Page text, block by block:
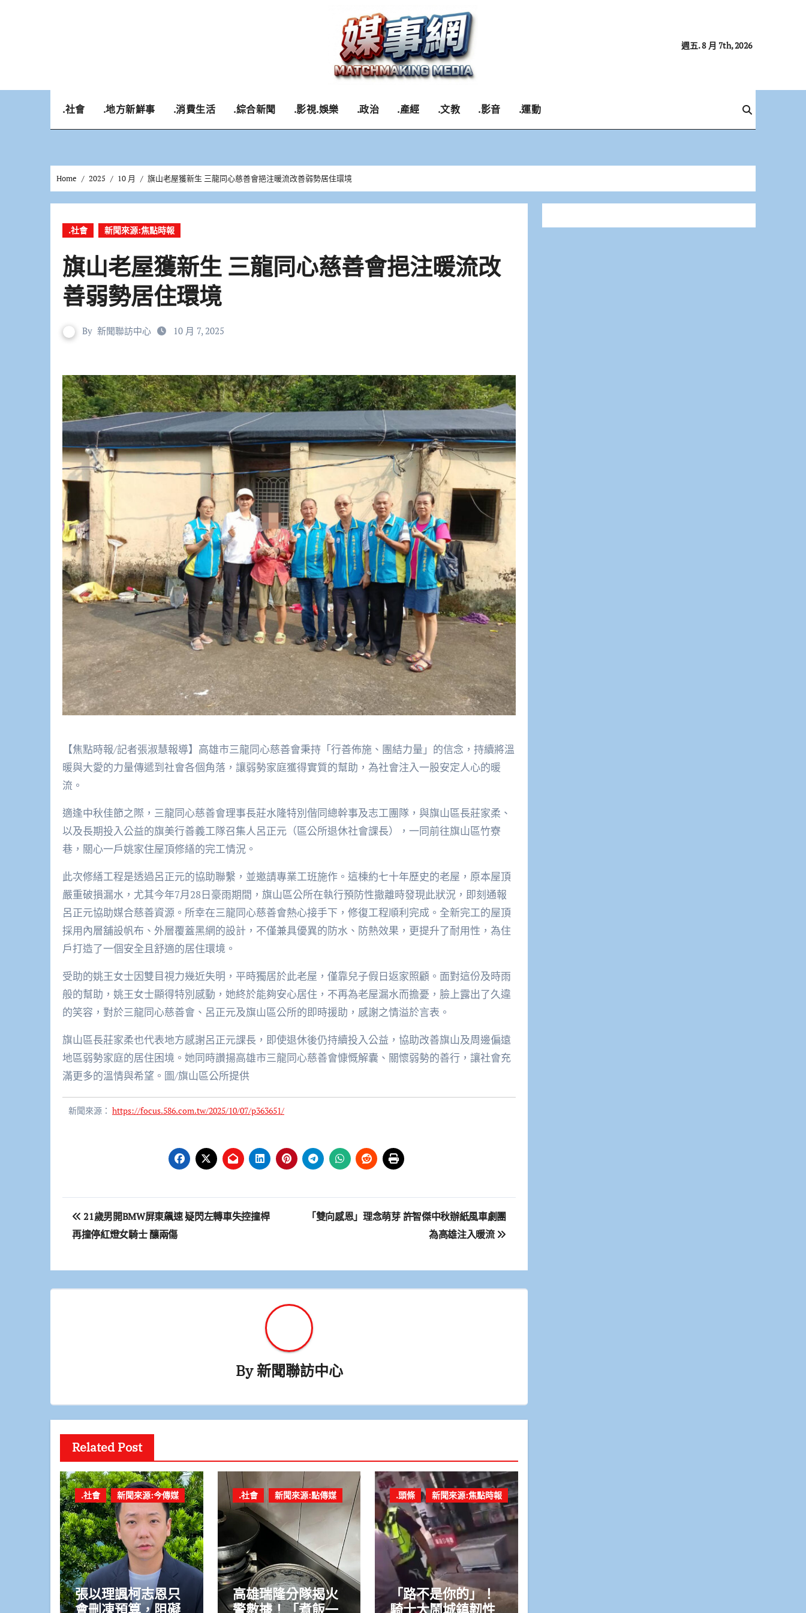
週五. 8 月 7th, 2026
.社會 .地方新鮮事 .消費生活 .綜合新聞 .影視.娛樂 .政治 .產經 .文教 .影音 .運動
Home 2025 10 月 旗山老屋獲新生 三龍同心慈善會挹注暖流改善弱勢居住環境
.社會 新聞來源:焦點時報
旗山老屋獲新生 三龍同心慈善會挹注暖流改
善弱勢居住環境
By 新聞聯訪中心 10 月 7, 2025
【焦點時報/記者張淑慧報導】高雄市三龍同心慈善會秉持「行善佈施、團結力量」的信念，持續將溫
暖與大愛的力量傳遞到社會各個角落，讓弱勢家庭獲得實質的幫助，為社會注入一股安定人心的暖
流。
適逢中秋佳節之際，三龍同心慈善會理事長莊水隆特別偕同總幹事及志工團隊，與旗山區長莊家柔、
以及長期投入公益的旗美行善義工隊召集人呂正元（區公所退休社會課長），一同前往旗山區竹寮
巷，關心一戶姚家住屋頂修繕的完工情況。
此次修繕工程是透過呂正元的協助聯繫，並邀請專業工班施作。這棟約七十年歷史的老屋，原本屋頂
嚴重破損漏水，尤其今年7月28日豪雨期間，旗山區公所在執行預防性撤離時發現此狀況，即刻通報
呂正元協助媒合慈善資源。所幸在三龍同心慈善會熱心接手下，修復工程順利完成。全新完工的屋頂
採用內層舖設帆布、外層覆蓋黑網的設計，不僅兼具優異的防水、防熱效果，更提升了耐用性，為住
戶打造了一個安全且舒適的居住環境。
受助的姚王女士因雙目視力幾近失明，平時獨居於此老屋，僅靠兒子假日返家照顧。面對這份及時雨
般的幫助，姚王女士顯得特別感動，她終於能夠安心居住，不再為老屋漏水而擔憂，臉上露出了久違
的笑容，對於三龍同心慈善會、呂正元及旗山區公所的即時援助，感謝之情溢於言表。
旗山區長莊家柔也代表地方感謝呂正元課長，即使退休後仍持續投入公益，協助改善旗山及周邊偏遠
地區弱勢家庭的居住困境。她同時讚揚高雄市三龍同心慈善會慷慨解囊、關懷弱勢的善行，讓社會充
滿更多的溫情與希望。圖/旗山區公所提供
新聞來源： https://focus.586.com.tw/2025/10/07/p363651/
文
章
覽
21歲男開BMW屏東飆速 疑閃左轉車失控撞桿
再撞停紅燈女騎士 釀兩傷
「雙向感恩」理念萌芽 許智傑中秋辦紙風車劇團
為高雄注入暖流
By新聞聯訪中心
Related Post
.社會 新聞來源:今傳媒
張以理諷柯志恩只
會刪凍預算，阻礙
.社會 新聞來源:點傳媒
高雄瑞隆分隊揭火
警數據！「煮飯一
.頭條 新聞來源:焦點時報
「路不是你的」！
騎士大鬧城鎮韌性